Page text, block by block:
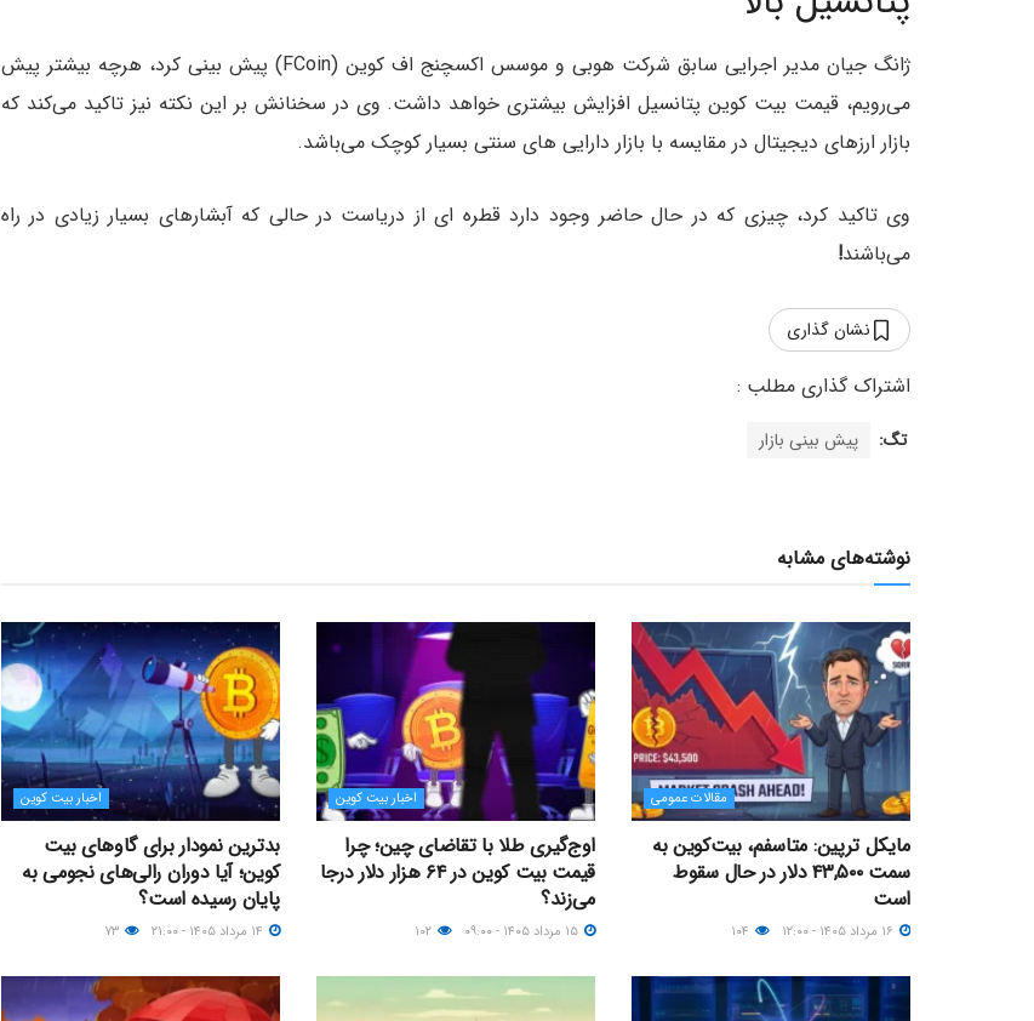
ژانگ جیان مدیر اجرایی سابق شرکت هوبی و موسس اکسچنج اف کوین (FCoin) پیش بینی کرد، هرچه بیشتر پیش
می‌رویم، قیمت بیت کوین پتانسیل افزایش بیشتری خواهد داشت. وی در سخنانش بر این نکته نیز تاکید می‌کند که
بازار ارزهای دیجیتال در مقایسه با بازار دارایی های سنتی بسیار کوچک می‌باشد.
وی تاکید کرد، چیزی که در حال حاضر وجود دارد قطره ای از دریاست در حالی که آبشارهای بسیار زیادی در راه
می‌باشند!
نشان گذاری
تگ: پیش بینی بازار
نوشته‌های مشابه
مقالات عمومی
مایکل ترپین: متاسفم، بیت‌کوین به
سمت ۴۳,۵۰۰ دلار در حال سقوط
است
اخبار بیت کوین
اوج‌گیری طلا با تقاضای چین؛ چرا
قیمت بیت کوین در ۶۴ هزار دلار درجا
می‌زند؟
اخبار بیت کوین
بدترین نمودار برای گاوهای بیت
کوین؛ آیا دوران رالی‌های نجومی به
پایان رسیده است؟